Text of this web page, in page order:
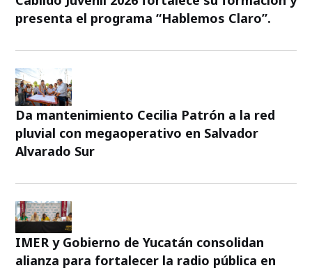
presenta el programa “Hablemos Claro”.
Da mantenimiento Cecilia Patrón a la red
pluvial con megaoperativo en Salvador
Alvarado Sur
IMER y Gobierno de Yucatán consolidan
alianza para fortalecer la radio pública en